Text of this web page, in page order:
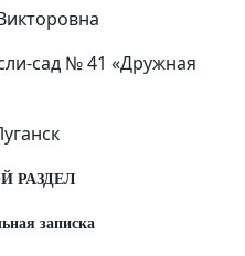
сад № 41 «Дружная
РАЗДЕЛ
записка